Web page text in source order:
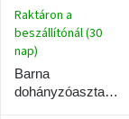
Barna
dohányzóasztal
Raktáron a
beszállítónál (30
nap)